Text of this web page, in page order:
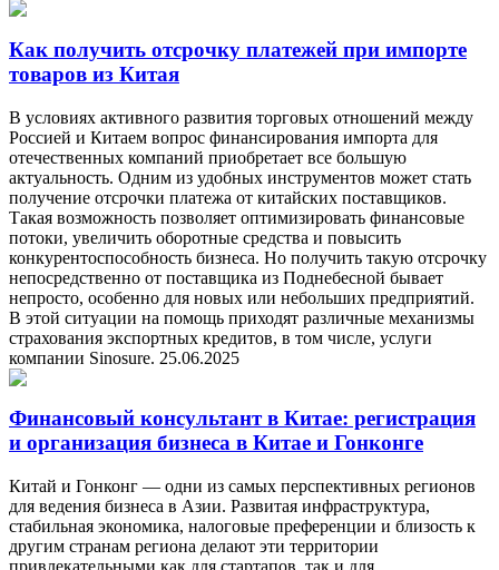
Как получить отсрочку платежей при импорте
товаров из Китая
В условиях активного развития торговых отношений между
Россией и Китаем вопрос финансирования импорта для
отечественных компаний приобретает все большую
актуальность. Одним из удобных инструментов может стать
получение отсрочки платежа от китайских поставщиков.
Такая возможность позволяет оптимизировать финансовые
потоки, увеличить оборотные средства и повысить
конкурентоспособность бизнеса. Но получить такую отсрочку
непосредственно от поставщика из Поднебесной бывает
непросто, особенно для новых или небольших предприятий.
В этой ситуации на помощь приходят различные механизмы
страхования экспортных кредитов, в том числе, услуги
компании Sinosure. 25.06.2025
Финансовый консультант в Китае: регистрация
и организация бизнеса в Китае и Гонконге
Китай и Гонконг — одни из самых перспективных регионов
для ведения бизнеса в Азии. Развитая инфраструктура,
стабильная экономика, налоговые преференции и близость к
другим странам региона делают эти территории
привлекательными как для стартапов, так и для